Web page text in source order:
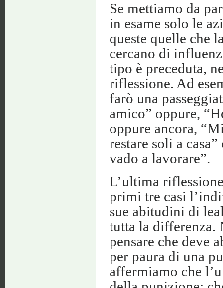
Se mettiamo da
in esame solo le
queste quelle che
cercano di
tipo è preceduta,
riflessione. Ad
farò una
amico” oppure,
oppure ancora,
restare soli a
vado a lavorare”.
L’ultima
primi tre casi
sue abitudini di
tutta la differenza.
pensare che deve
per paura di una
affermiamo che